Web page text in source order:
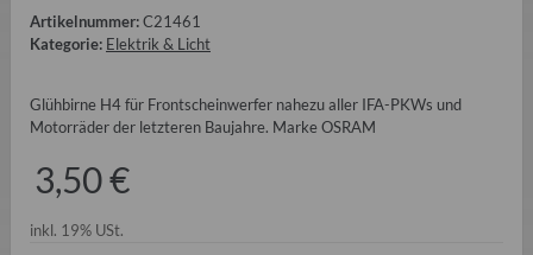
Artikelnummer:C21461
Kategorie: Elektrik & Licht
Glühbirne H4 für Frontscheinwerfer nahezu aller IFA-PKWs und
Motorräder der letzteren Baujahre. Marke OSRAM
3,50 €
inkl. 19% USt.